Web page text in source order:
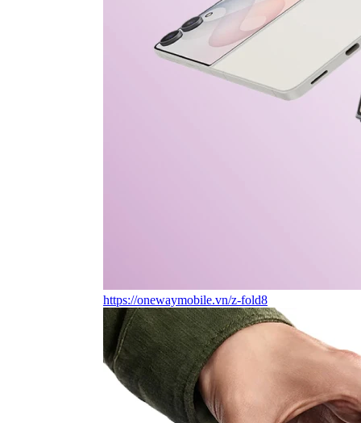
https://onewaymobile.vn/z-fold8